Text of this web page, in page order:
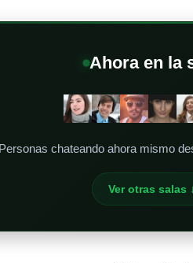
Ahora en la
Personas chateando ahora mismo
Ver otras salas ↓